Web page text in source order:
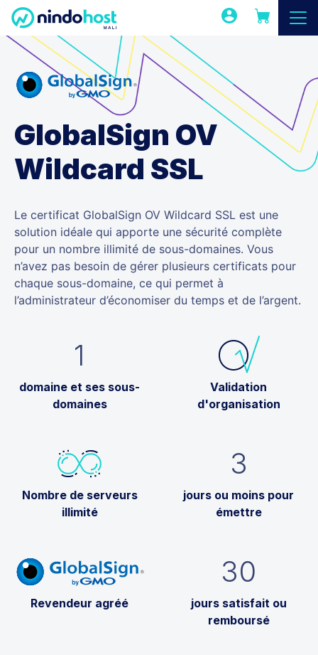
GlobalSign OV
Wildcard SSL
Le certificat GlobalSign OV Wildcard SSL est une
solution idéale qui apporte une sécurité complète
pour un nombre illimité de sous-domaines. Vous
n’avez pas besoin de gérer plusieurs certificats pour
chaque sous-domaine, ce qui permet à
l’administrateur d’économiser du temps et de l’argent.
1
domaine et ses sous-
domaines
Validation
d'organisation
Nombre de serveurs
illimité
3
jours ou moins pour
émettre
Revendeur agréé
30
jours satisfait ou
remboursé